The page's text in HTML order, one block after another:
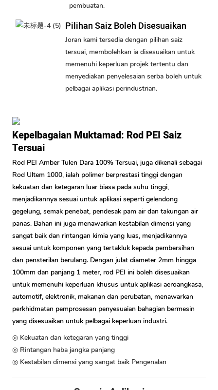
pembuatan.
Pilihan Saiz Boleh Disesuaikan
Joran kami tersedia dengan pilihan saiz
tersuai, membolehkan ia disesuaikan untuk
memenuhi keperluan projek tertentu dan
menyediakan penyelesaian serba boleh untuk
pelbagai aplikasi perindustrian.
Kepelbagaian Muktamad: Rod PEI Saiz
Tersuai
Rod PEI Amber Tulen Dara 100% Tersuai, juga dikenali sebagai
Rod Ultem 1000, ialah polimer berprestasi tinggi dengan
kekuatan dan ketegaran luar biasa pada suhu tinggi,
menjadikannya sesuai untuk aplikasi seperti gelendong
gegelung, semak penebat, pendesak pam air dan takungan air
panas. Bahan ini juga menawarkan kestabilan dimensi yang
sangat baik dan rintangan kimia yang luas, menjadikannya
sesuai untuk komponen yang tertakluk kepada pembersihan
dan pensterilan berulang. Dengan julat diameter 2mm hingga
100mm dan panjang 1 meter, rod PEI ini boleh disesuaikan
untuk memenuhi keperluan khusus untuk aplikasi aeroangkasa,
automotif, elektronik, makanan dan perubatan, menawarkan
perkhidmatan pemprosesan penyesuaian bahagian bermesin
yang disesuaikan untuk pelbagai keperluan industri.
◎ Kekuatan dan ketegaran yang tinggi
◎ Rintangan haba jangka panjang
◎ Kestabilan dimensi yang sangat baik Pengenalan